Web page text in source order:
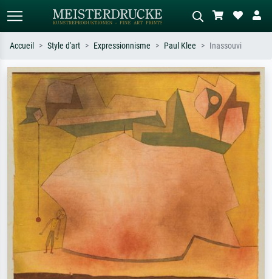
Recherche standard Recherche d'images IA
Recherchez par artiste, titre ou style –
ex. Monet, Nuit étoilée,
impressionnisme, vague de Hokusai,
nu.
Décrivez la scène – ex. prairie verte,
abstrait avec beaucoup de rouge,
tableau sombre, nu debout près d'un
Accueil Style d'art Expressionnisme Paul Klee Inassouvi